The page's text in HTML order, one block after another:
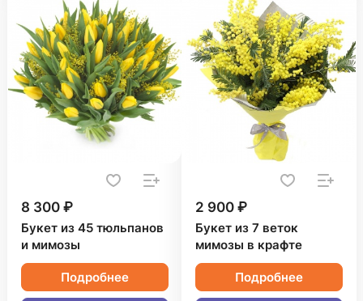
8 300 ₽
Букет из 45 тюльпанов
и мимозы
Подробнее
2 900 ₽
Букет из 7 веток
мимозы в крафте
Подробнее